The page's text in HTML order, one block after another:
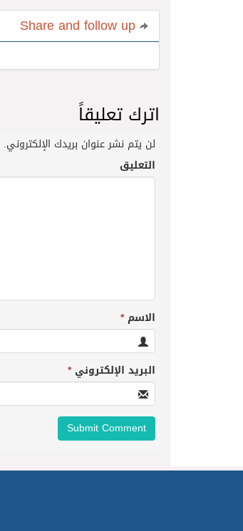
اترك تعليقاً
لن يتم نشر عنوان بريدك الإلكتروني.
التعليق
الاسم*
البريد الإلكتروني*